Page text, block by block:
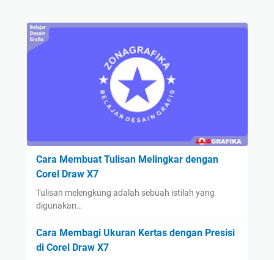
Cara Membuat Tulisan Melingkar dengan
Corel Draw X7
Tulisan melengkung adalah sebuah istilah yang
digunakan…
Cara Membagi Ukuran Kertas dengan Presisi
di Corel Draw X7